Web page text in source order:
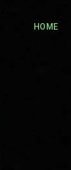
HOME